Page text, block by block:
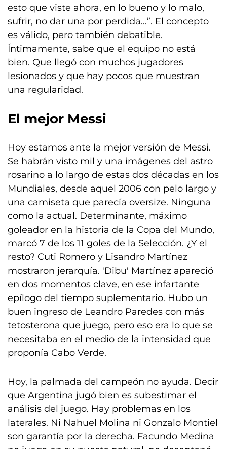
esto que viste ahora, en lo bueno y lo malo,
sufrir, no dar una por perdida...”. El concepto
es válido, pero también debatible.
Íntimamente, sabe que el equipo no está
bien. Que llegó con muchos jugadores
lesionados y que hay pocos que muestran
una regularidad.
El mejor Messi
Hoy estamos ante la mejor versión de Messi.
Se habrán visto mil y una imágenes del astro
rosarino a lo largo de estas dos décadas en los
Mundiales, desde aquel 2006 con pelo largo y
una camiseta que parecía oversize. Ninguna
como la actual. Determinante, máximo
goleador en la historia de la Copa del Mundo,
marcó 7 de los 11 goles de la Selección. ¿Y el
resto? Cuti Romero y Lisandro Martínez
mostraron jerarquía. 'Dibu' Martínez apareció
en dos momentos clave, en ese infartante
epílogo del tiempo suplementario. Hubo un
buen ingreso de Leandro Paredes con más
tetosterona que juego, pero eso era lo que se
necesitaba en el medio de la intensidad que
proponía Cabo Verde.
Hoy, la palmada del campeón no ayuda. Decir
que Argentina jugó bien es subestimar el
análisis del juego. Hay problemas en los
laterales. Ni Nahuel Molina ni Gonzalo Montiel
son garantía por la derecha. Facundo Medina